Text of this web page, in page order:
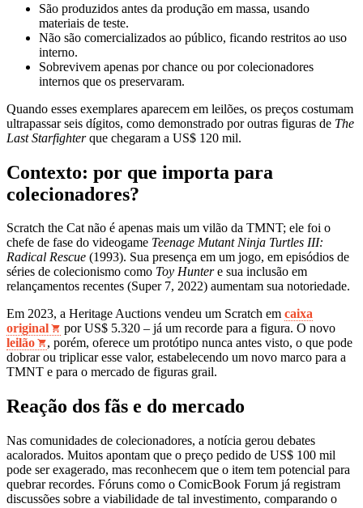
São produzidos antes da produção em massa, usando
materiais de teste.
Não são comercializados ao público, ficando restritos ao uso
interno.
Sobrevivem apenas por chance ou por colecionadores
internos que os preservaram.
Quando esses exemplares aparecem em leilões, os preços costumam
ultrapassar seis dígitos, como demonstrado por outras figuras de The
Last Starfighterque chegaram a US$ 120 mil.
Contexto: por que importa para
colecionadores?
Scratch the Cat não é apenas mais um vilão da TMNT; ele foi o
chefe de fase do videogame Teenage Mutant Ninja Turtles III:
Radical Rescue (1993). Sua presença em um jogo, em episódios de
séries de colecionismo como Toy Huntere sua inclusão em
relançamentos recentes (Super 7, 2022) aumentam sua notoriedade.
Em 2023, a Heritage Auctions vendeu um Scratch em caixa
original
por US$ 5.320 – já um recorde para a figura. O novo
leilão
, porém, oferece um protótipo nunca antes visto, o que pode
dobrar ou triplicar esse valor, estabelecendo um novo marco para a
TMNT e para o mercado de figuras grail.
Reação dos fãs e do mercado
Nas comunidades de colecionadores, a notícia gerou debates
acalorados. Muitos apontam que o preço pedido de US$ 100 mil
pode ser exagerado, mas reconhecem que o item tem potencial para
quebrar recordes. Fóruns como o ComicBook Forum já registram
discussões sobre a viabilidade de tal investimento, comparando o